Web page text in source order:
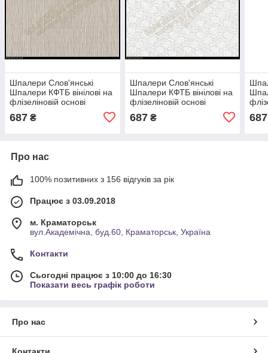
Шпалери Слов'янські
Шпалери КФТБ вінілові на
флізеліновій основі
Сантолина 2 3618-01
687 ₴
Шпалери Слов'янські
Шпалери КФТБ вінілові на
флізеліновій основі
10м*1,06 9В109 Платан 2
3532-10
687₴ 687
Про нас
100% позитивних з 156 відгуків за рік
Працює з 03.09.2018
м. Краматорськ
вул.Академічна, буд.60, Краматорськ, Україна
Контакти
Сьогодні працює з 10:00 до 16:30
Показати весь графік роботи
Про нас